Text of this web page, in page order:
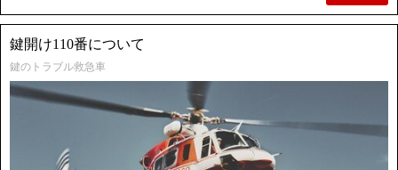
鍵開け110番について
鍵のトラブル救急車